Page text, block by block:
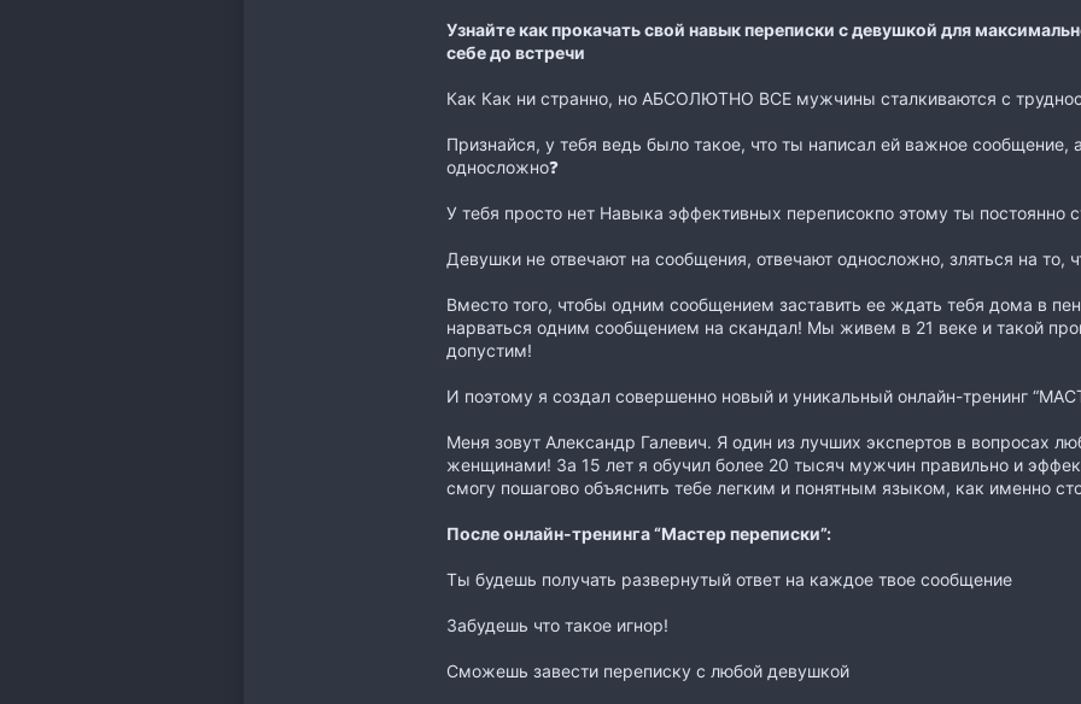
Узнайте как прокачать свой навык переписки с девушкой для
себе до встречи
Как Как ни странно, но АБСОЛЮТНО ВСЕ мужчины сталкиваются с
Признайся, у тебя ведь было такое, что ты написал ей важное сообщение,
односложно❓
У тебя просто нет Навыка эффективных переписокпо этому ты постоянно
Девушки не отвечают на сообщения, отвечают односложно, зляться на то,
Вместо того, чтобы одним сообщением заставить ее ждать тебя дома в
нарваться одним сообщением на скандал! Мы живем в 21 веке и такой
допустим!
И поэтому я создал совершенно новый и уникальный онлайн-тренинг
Меня зовут Александр Галевич. Я один из лучших экспертов в вопросах
женщинами! За 15 лет я обучил более 20 тысяч мужчин правильно и
смогу пошагово объяснить тебе легким и понятным языком, как именно
После онлайн-тренинга “Мастер переписки”:
Ты будешь получать развернутый ответ на каждое твое сообщение
Забудешь что такое игнор!
Сможешь завести переписку с любой девушкой